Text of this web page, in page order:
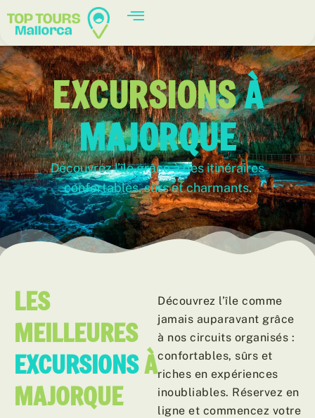
EXCURSIONSÀ
MAJORQUE
Découvrez l’île grâce à des itinéraires
confortables, sûrs et charmants.
LES
MEILLEURES
EXCURSIONSÀ
MAJORQUE
Découvrez l’île comme
jamais auparavant grâce
à nos circuits organisés :
confortables, sûrs et
riches en expériences
inoubliables. Réservez en
ligne et commencez votre